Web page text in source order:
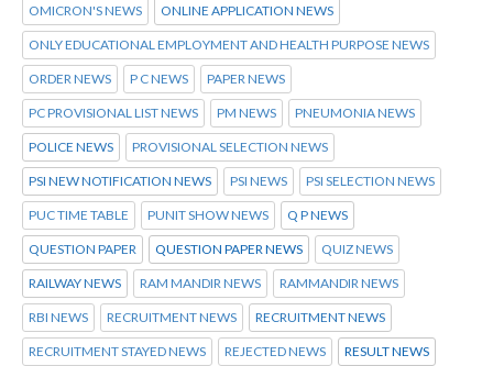
OMICRON'S NEWS ONLINE APPLICATION NEWS
ONLY EDUCATIONAL EMPLOYMENT AND HEALTH PURPOSE NEWS
ORDER NEWS P C NEWS PAPER NEWS
PC PROVISIONAL LIST NEWS PM NEWS PNEUMONIA NEWS
POLICE NEWS PROVISIONAL SELECTION NEWS
PSI NEW NOTIFICATION NEWS PSI NEWS PSI SELECTION NEWS
PUC TIME TABLE PUNIT SHOW NEWS Q P NEWS
QUESTION PAPER QUESTION PAPER NEWS QUIZ NEWS
RAILWAY NEWS RAM MANDIR NEWS RAMMANDIR NEWS
RBI NEWS RECRUITMENT NEWS RECRUITMENT NEWS
RECRUITMENT STAYED NEWS REJECTED NEWS RESULT NEWS